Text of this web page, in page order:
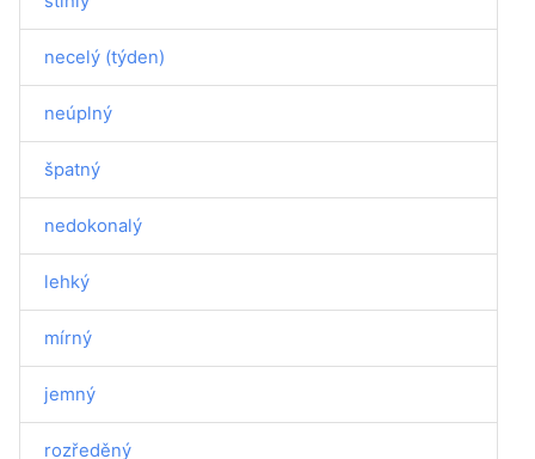
necelý (týden)
neúplný
špatný
nedokonalý
lehký
mírný
jemný
rozředěný